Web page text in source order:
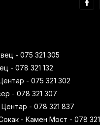
- 075 321 305
- 078 321 132
- 075 321 302
- 078 321 307
- 078 321 837
- Камен Мост - 078 321